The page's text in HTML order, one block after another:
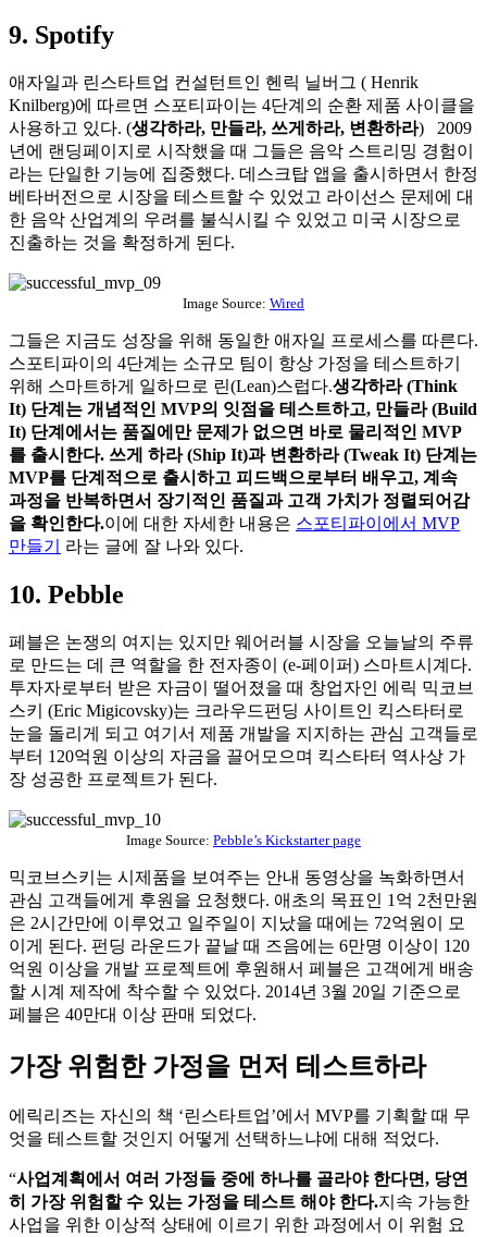
9. Spotify
애자일과 린스타트업 컨설턴트인 헨릭 닐버그 ( Henrik
Knilberg)에 따르면 스포티파이는 4단계의 순환 제품 사이클을
사용하고 있다. (생각하라, 만들라, 쓰게하라, 변환하라) 2009
년에 랜딩페이지로 시작했을 때 그들은 음악 스트리밍 경험이
라는 단일한 기능에 집중했다. 데스크탑 앱을 출시하면서 한정
베타버전으로 시장을 테스트할 수 있었고 라이선스 문제에 대
한 음악 산업계의 우려를 불식시킬 수 있었고 미국 시장으로
진출하는 것을 확정하게 된다.
Image Source: Wired
그들은 지금도 성장을 위해 동일한 애자일 프로세스를 따른다.
스포티파이의 4단계는 소규모 팀이 항상 가정을 테스트하기
위해 스마트하게 일하므로 린(Lean)스럽다.생각하라 (Think
It) 단계는 개념적인 MVP의 잇점을 테스트하고, 만들라 (Build
It) 단계에서는 품질에만 문제가 없으면 바로 물리적인 MVP
를 출시한다. 쓰게 하라 (Ship It)과 변환하라 (Tweak It) 단계는
MVP를 단계적으로 출시하고 피드백으로부터 배우고, 계속
과정을 반복하면서 장기적인 품질과 고객 가치가 정렬되어감
을 확인한다.이에 대한 자세한 내용은 스포티파이에서 MVP
만들기
라는 글에 잘 나와 있다.
10. Pebble
페블은 논쟁의 여지는 있지만 웨어러블 시장을 오늘날의 주류
로 만드는 데 큰 역할을 한 전자종이 (e-페이퍼) 스마트시계다.
투자자로부터 받은 자금이 떨어졌을 때 창업자인 에릭 믹코브
스키 (Eric Migicovsky)는 크라우드펀딩 사이트인 킥스타터로
눈을 돌리게 되고 여기서 제품 개발을 지지하는 관심 고객들로
부터 120억원 이상의 자금을 끌어모으며 킥스타터 역사상 가
장 성공한 프로젝트가 된다.
Image Source: Pebble’s Kickstarter page
믹코브스키는 시제품을 보여주는 안내 동영상을 녹화하면서
관심 고객들에게 후원을 요청했다. 애초의 목표인 1억 2천만원
은 2시간만에 이루었고 일주일이 지났을 때에는 72억원이 모
이게 된다. 펀딩 라운드가 끝날 때 즈음에는 6만명 이상이 120
억원 이상을 개발 프로젝트에 후원해서 페블은 고객에게 배송
할 시계 제작에 착수할 수 있었다. 2014년 3월 20일 기준으로
페블은 40만대 이상 판매 되었다.
가장 위험한 가정을 먼저 테스트하라
에릭리즈는 자신의 책 ‘린스타트업’에서 MVP를 기획할 때 무
엇을 테스트할 것인지 어떻게 선택하느냐에 대해 적었다.
“사업계획에서 여러 가정들 중에 하나를 골라야 한다면, 당연
히 가장 위험할 수 있는 가정을 테스트 해야 한다.지속 가능한
사업을 위한 이상적 상태에 이르기 위한 과정에서 이 위험 요